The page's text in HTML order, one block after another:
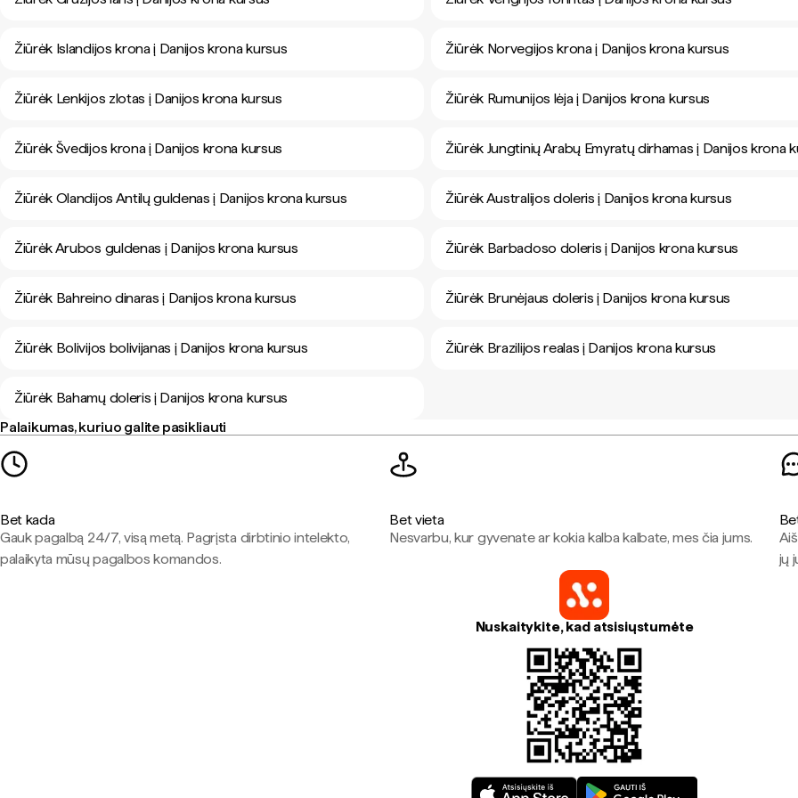
Žiūrėk Islandijos krona į Danijos krona kursus Žiūrėk Norvegijos krona į Danijos krona kursus
Žiūrėk Lenkijos zlotas į Danijos krona kursus Žiūrėk Rumunijos lėja į Danijos krona kursus
Žiūrėk Švedijos krona į Danijos krona kursus Žiūrėk Jungtinių Arabų Emyratų dirhamas į Danijos krona
Žiūrėk Olandijos Antilų guldenas į Danijos krona kursus Žiūrėk Australijos doleris į Danijos krona kursus
Žiūrėk Arubos guldenas į Danijos krona kursus Žiūrėk Barbadoso doleris į Danijos krona kursus
Žiūrėk Bahreino dinaras į Danijos krona kursus Žiūrėk Brunėjaus doleris į Danijos krona kursus
Žiūrėk Bolivijos bolivijanas į Danijos krona kursus Žiūrėk Brazilijos realas į Danijos krona kursus
Žiūrėk Bahamų doleris į Danijos krona kursus
Palaikumas, kuriuo galite pasikliauti
Bet kada
Gauk pagalbą 24/7, visą metą. Pagrįsta dirbtinio intelekto,
palaikyta mūsų pagalbos komandos.
Bet vieta
Nesvarbu, kur gyvenate ar kokia kalba kalbate, mes čia jums.
jų
Nuskaitykite, kad atsisiųstumėte